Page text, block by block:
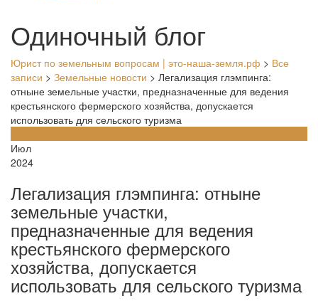
Одиночный блог
Юрист по земельным вопросам | это-наша-земля.рф > Все
записи > Земельные новости > Легализация глэмпинга:
отныне земельные участки, предназначенные для ведения
крестьянского фермерского хозяйства, допускается
использовать для сельского туризма
Июл
2024
Легализация глэмпинга: отныне
земельные участки,
предназначенные для ведения
крестьянского фермерского
хозяйства, допускается
использовать для сельского туризма